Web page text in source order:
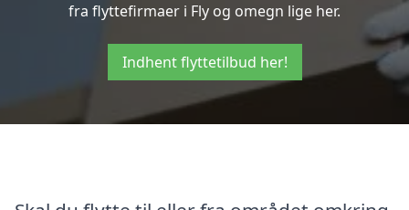
fra flyttefirmaer i Fly og omegn lige her.
Indhent flyttetilbud her!